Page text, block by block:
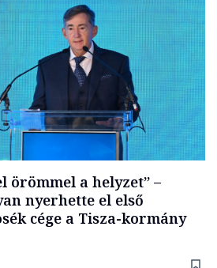
örömmel a helyzet” –
nyerhette el első
cége a Tisza-kormány